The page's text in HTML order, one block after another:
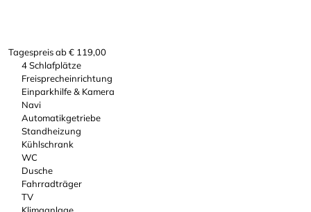
Tagespreis ab€ 119,00
4 Schlafplätze
Freisprecheinrichtung
Einparkhilfe & Kamera
Navi
Automatikgetriebe
Standheizung
Kühlschrank
WC
Dusche
Fahrradträger
TV